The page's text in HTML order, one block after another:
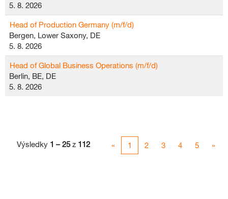
5. 8. 2026
Head of Production Germany (m/f/d)
Bergen, Lower Saxony, DE
5. 8. 2026
Head of Global Business Operations (m/f/d)
Berlin, BE, DE
5. 8. 2026
Výsledky 1 – 25z 112 « 1 2 3 4 5 »